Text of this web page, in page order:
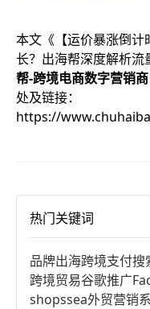
本文《 【运价暴涨倒
长？出海帮深度解析流
帮-跨境电商数字营销商
处及链接：
https://
热门关键词
品牌出海跨境支付搜
跨境贸易谷歌推广
shopssea外贸营销